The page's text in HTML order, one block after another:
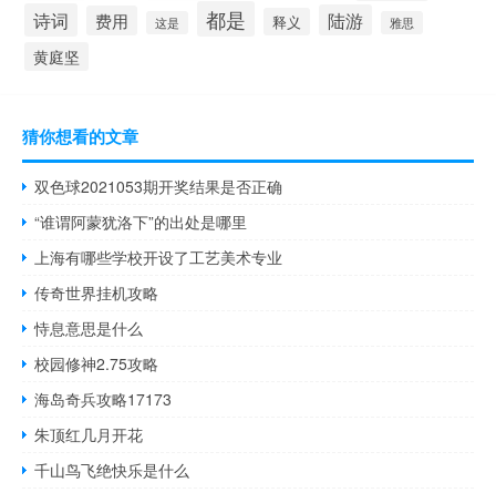
诗词 费用 这是 都是 释义 陆游 雅思
黄庭坚
猜你想看的文章
双色球2021053期开奖结果是否正确
“谁谓阿蒙犹洛下”的出处是哪里
上海有哪些学校开设了工艺美术专业
传奇世界挂机攻略
恃息意思是什么
校园修神2.75攻略
海岛奇兵攻略17173
朱顶红几月开花
千山鸟飞绝快乐是什么